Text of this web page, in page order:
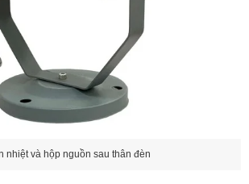
nhiệt và hộp nguồn sau thân đèn